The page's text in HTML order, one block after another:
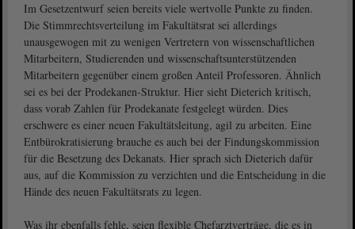
Im Gesetzentwurf seien bereits viele wertvolle Punkte zu finden.
Die Stimmrechtsverteilung im Fakultätsrat sei allerdings
unausgewogen mit zu wenigen Vertretern von wissenschaftlichen
Mitarbeitern, Studierenden und wissenschaftsunterstützenden
Mitarbeitern gegenüber einem großen Anteil Professoren. Ähnlich
sei es bei der Prodekanen-Struktur. Hier sieht Dieterich kritisch,
dass vorab Zahlen für Prodekanate festgelegt würden. Dies
erschwere es einer neuen Fakultätsleitung, agil zu arbeiten. Eine
Entbürokratisierung brauche es auch bei der Findungskommission
für die Besetzung des Dekanats. Hier sprach sich Dieterich dafür
aus, auf die Kommission zu verzichten und die Entscheidung in die
Hände des neuen Fakultätsrats zu legen.
Was ihr ebenfalls fehle, seien flexible Chefarztverträge, die es in